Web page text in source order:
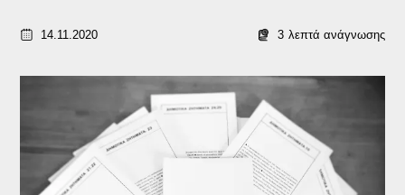
14.11.2020 3 λεπτά ανάγνωσης